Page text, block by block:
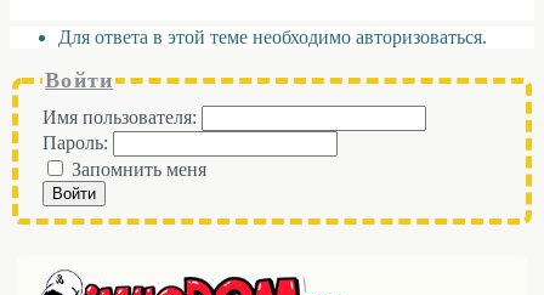
Для ответа в этой теме необходимо авторизоваться.
Войти
Имя пользователя:
Пароль:
Запомнить меня
Войти